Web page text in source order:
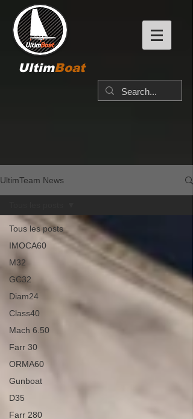
UltimBoat
UltimTeam News
Tous les posts
IMOCA60
M32
GC32
Diam24
Class40
Mach 6.50
Farr 30
ORMA60
Gunboat
D35
Farr 280